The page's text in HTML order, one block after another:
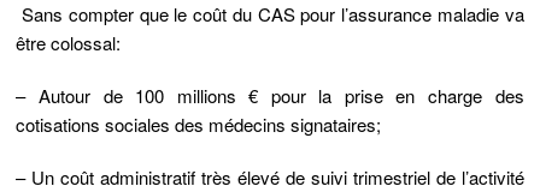
Sans compter que le coût du CAS pour l’assurance maladie va
être colossal:
– Autour de 100 millions € pour la prise en charge des
cotisations sociales des médecins signataires;
– Un coût administratif très élevé de suivi trimestriel de l’activité